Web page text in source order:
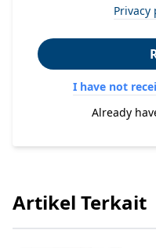
Privacy
I have not
Already
Artikel Terkait